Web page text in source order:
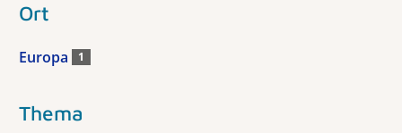
Ort
Europa 1
Thema